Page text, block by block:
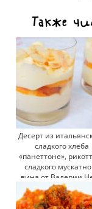
Также
Десерт из
сладкого хлеба
«панеттоне»,
сладкого
вина от Валерии